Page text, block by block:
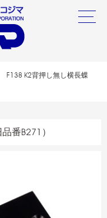
F138 K2背押し無し横長蝶
番B271）